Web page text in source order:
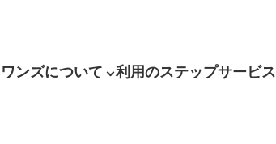
ワンズについて 利用のステップサービス